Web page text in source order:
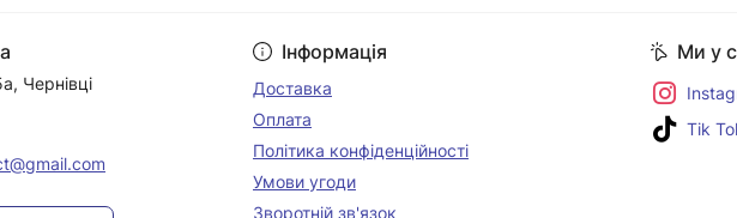
Чернівці
Інформація
Доставка
Оплата
Політика конфіденційності
Умови угоди
Зворотній зв'язок
Ми у
Tik